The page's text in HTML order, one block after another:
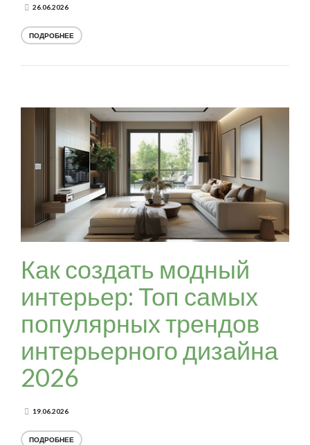
26.06.2026
ПОДРОБНЕЕ
Как создать модный
интерьер: Топ самых
популярных трендов
интерьерного дизайна
2026
19.06.2026
ПОДРОБНЕЕ